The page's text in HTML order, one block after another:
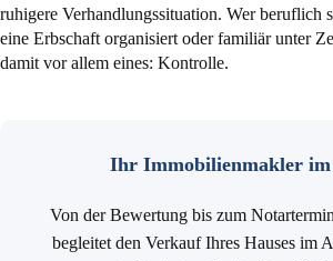
ruhigere Verhandlungssituation. Wer beruflich
eine Erbschaft organisiert oder familiär unter
damit vor allem eines: Kontrolle.
Ihr Immobilienmakler
Von der Bewertung bis zum
begleitet den Verkauf Ihres Hauses im